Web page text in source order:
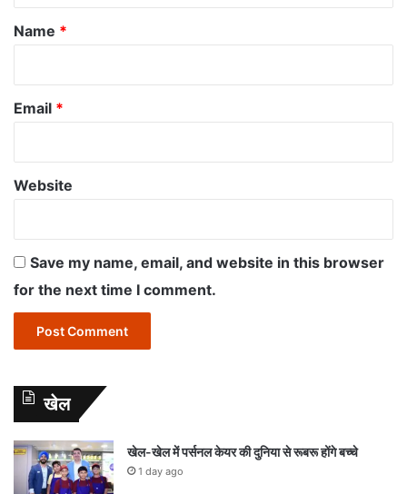
*
Name *
Email *
Website
Save my name, email, and website in this browser
for the next time I comment.
खेल
खेल-खेल में पर्सनल केयर की दुनिया से रूबरू होंगे बच्चे
1 day ago